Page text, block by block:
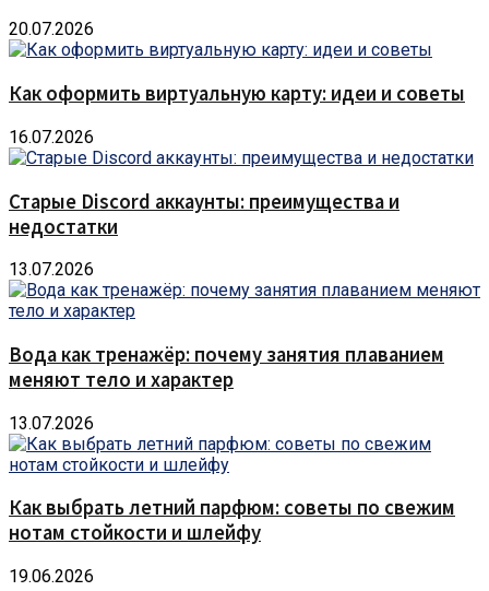
20.07.2026
Как оформить виртуальную карту: идеи и советы
16.07.2026
Старые Discord аккаунты: преимущества и
недостатки
13.07.2026
Вода как тренажёр: почему занятия плаванием
меняют тело и характер
13.07.2026
Как выбрать летний парфюм: советы по свежим
нотам стойкости и шлейфу
19.06.2026